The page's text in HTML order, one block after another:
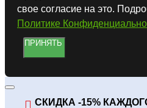
свое согласие на это.
Политике
ПРИНЯТЬ
СКИДКА -15%